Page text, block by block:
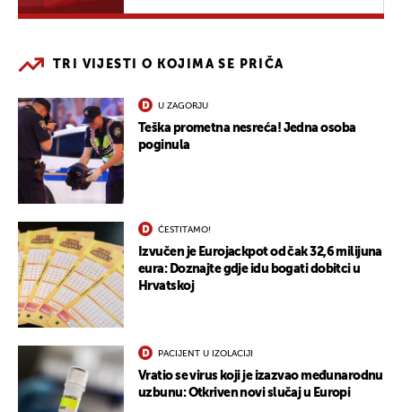
TRI VIJESTI O KOJIMA SE PRIČA
U ZAGORJU
Teška prometna nesreća! Jedna osoba
poginula
ČESTITAMO!
Izvučen je Eurojackpot od čak 32,6 milijuna
eura: Doznajte gdje idu bogati dobitci u
Hrvatskoj
PACIJENT U IZOLACIJI
Vratio se virus koji je izazvao međunarodnu
uzbunu: Otkriven novi slučaj u Europi